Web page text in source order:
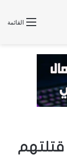
القائمة
قتلتهم